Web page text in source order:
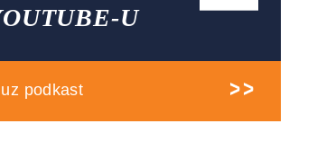
U
podkast